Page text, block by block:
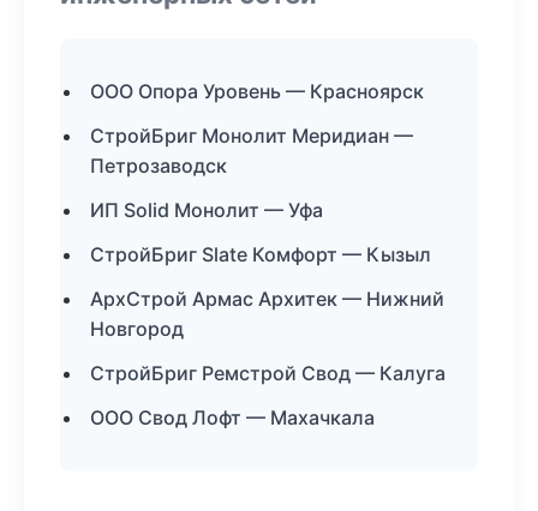
ООО Опора Уровень — Красноярск
СтройБриг Монолит Меридиан —
Петрозаводск
ИП Solid Монолит — Уфа
СтройБриг Slate Комфорт — Кызыл
АрхСтрой Армас Архитек — Нижний
Новгород
СтройБриг Ремстрой Свод — Калуга
ООО Свод Лофт — Махачкала